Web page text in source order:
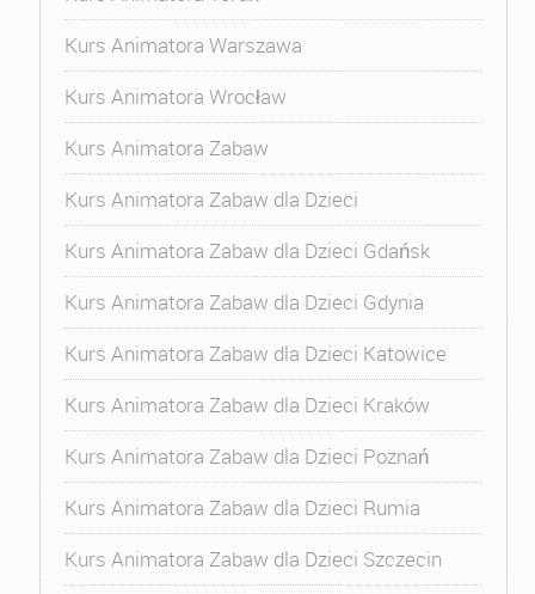
Kurs Animatora Warszawa
Kurs Animatora Wrocław
Kurs Animatora Zabaw
Kurs Animatora Zabaw dla Dzieci
Kurs Animatora Zabaw dla Dzieci Gdańsk
Kurs Animatora Zabaw dla Dzieci Gdynia
Kurs Animatora Zabaw dla Dzieci Katowice
Kurs Animatora Zabaw dla Dzieci Kraków
Kurs Animatora Zabaw dla Dzieci Poznań
Kurs Animatora Zabaw dla Dzieci Rumia
Kurs Animatora Zabaw dla Dzieci Szczecin